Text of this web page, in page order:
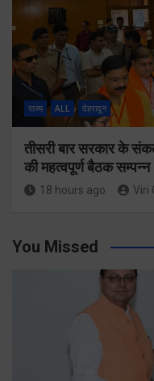
राज्य ALL देहरादून
तीसरी बार सरकार के
की महत्वपूर्ण बैठक सम्पन्न
18 hours ago Viri
You Missed